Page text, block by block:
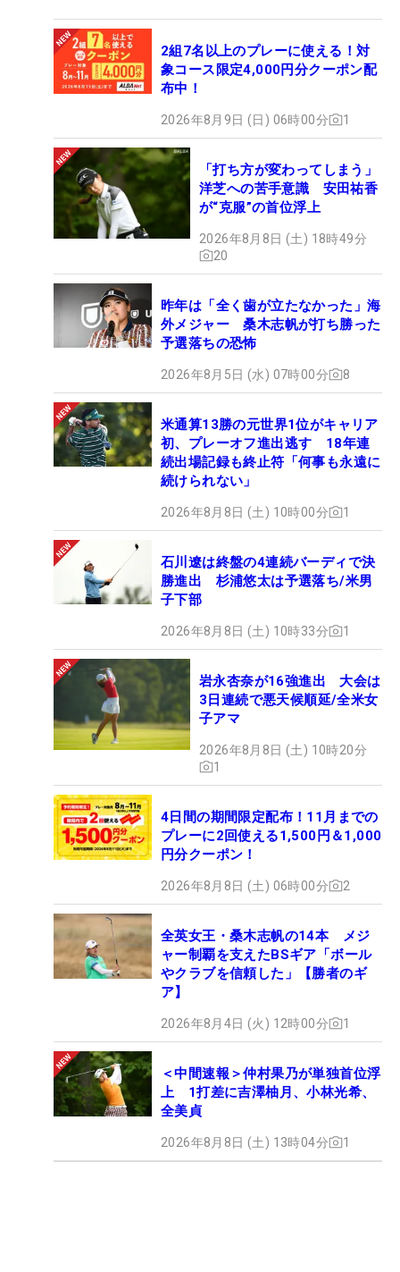
2組7名以上のプレーに使える！対
象コース限定4,000円分クーポン配
布中！
2026年8月9日 (日) 06時00分 1
「打ち方が変わってしまう」
洋芝への苦手意識 安田祐香
が“克服”の首位浮上
2026年8月8日 (土) 18時49分
20
昨年は「全く歯が立たなかった」海
外メジャー 桑木志帆が打ち勝った
予選落ちの恐怖
2026年8月5日 (水) 07時00分 8
米通算13勝の元世界1位がキャリア
初、プレーオフ進出逃す 18年連
続出場記録も終止符「何事も永遠に
続けられない」
2026年8月8日 (土) 10時00分 1
石川遼は終盤の4連続バーディで決
勝進出 杉浦悠太は予選落ち/米男
子下部
2026年8月8日 (土) 10時33分 1
岩永杏奈が16強進出 大会は
3日連続で悪天候順延/全米女
子アマ
2026年8月8日 (土) 10時20分
1
4日間の期間限定配布！11月までの
プレーに2回使える1,500円＆1,000
円分クーポン！
2026年8月8日 (土) 06時00分 2
全英女王・桑木志帆の14本 メジ
ャー制覇を支えたBSギア「ボール
やクラブを信頼した」【勝者のギ
ア】
2026年8月4日 (火) 12時00分 1
＜中間速報＞仲村果乃が単独首位浮
上 1打差に吉澤柚月、小林光希、
全美貞
2026年8月8日 (土) 13時04分 1